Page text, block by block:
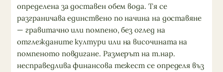
определена за доставен обем вода. Тя се
разграничава единствено по начина на доставяне
— гравитачно или помпено, без оглед на
отглежданите култури или на височината на
помпеното повдигане. Размерът на т.нар.
несправедлива финансова тежест се определя въз